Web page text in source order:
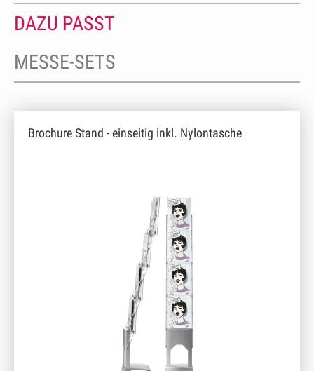
DAZU PASST
MESSE-SETS
Brochure Stand - einseitig inkl. Nylontasche